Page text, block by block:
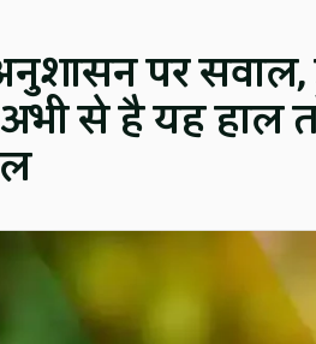
पर सवाल,
अभी से है यह हाल